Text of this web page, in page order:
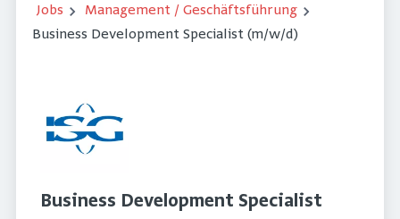
Jobs
Management / Geschäftsführung
Business Development Specialist (m/w/d)
Business Development Specialist